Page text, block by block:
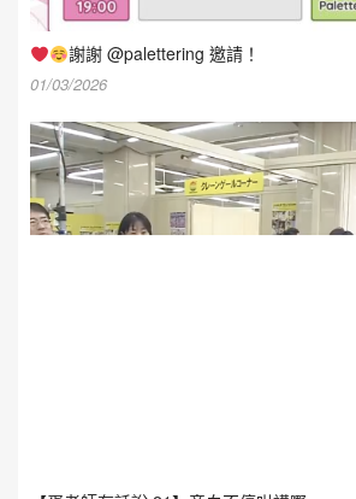
謝謝 @palettering 邀請！
01/03/2026